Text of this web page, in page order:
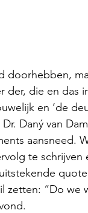
doorhebben,
der, die en das
en ‘de
Daný van
aansneed.
te schrijven
zetten: “Do we